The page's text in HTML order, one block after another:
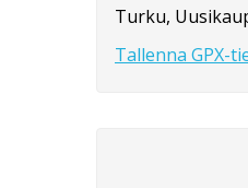
Turku,
Tallenna GPX-